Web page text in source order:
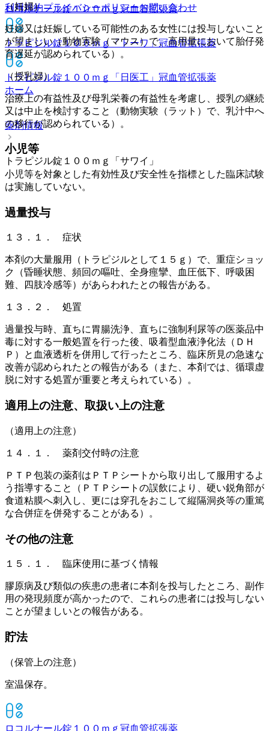
ロコルナール錠１００ｍｇ 冠血管拡張薬
トラピジル錠１００ｍｇ「トーワ」冠血管拡張薬
トラピジル錠１００ｍｇ「日医工」 冠血管拡張薬
ホーム
薬剤情報
トラピジル錠１００ｍｇ「サワイ」
（妊婦）
妊婦又は妊娠している可能性のある女性には投与しないこと
が望ましい（動物実験（マウス）で、高用量において胎仔発
育遅延が認められている）。
（授乳婦）
治療上の有益性及び母乳栄養の有益性を考慮し、授乳の継続
又は中止を検討すること（動物実験（ラット）で、乳汁中へ
の移行が認められている）。
小児等
小児等を対象とした有効性及び安全性を指標とした臨床試験
は実施していない。
過量投与
１３．１． 症状
本剤の大量服用（トラピジルとして１５ｇ）で、重症ショッ
ク（昏睡状態、頻回の嘔吐、全身痙攣、血圧低下、呼吸困
難、四肢冷感等）があらわれたとの報告がある。
１３．２． 処置
過量投与時、直ちに胃腸洗浄、直ちに強制利尿等の医薬品中
毒に対する一般処置を行った後、吸着型血液浄化法（ＤＨ
Ｐ）と血液透析を併用して行ったところ、臨床所見の急速な
改善が認められたとの報告がある（また、本剤では、循環虚
脱に対する処置が重要と考えられている）。
適用上の注意、取扱い上の注意
（適用上の注意）
１４．１． 薬剤交付時の注意
ＰＴＰ包装の薬剤はＰＴＰシートから取り出して服用するよ
う指導すること（ＰＴＰシートの誤飲により、硬い鋭角部が
食道粘膜へ刺入し、更には穿孔をおこして縦隔洞炎等の重篤
な合併症を併発することがある）。
その他の注意
１５．１． 臨床使用に基づく情報
膠原病及び類似の疾患の患者に本剤を投与したところ、副作
用の発現頻度が高かったので、これらの患者には投与しない
ことが望ましいとの報告がある。
貯法
（保管上の注意）
室温保存。
ロコルナール錠１００ｍｇ 冠血管拡張薬
利用規約プライバシーポリシーお問い合わせ